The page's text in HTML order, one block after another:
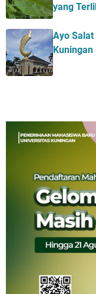
yang
Ayo
Kuningan